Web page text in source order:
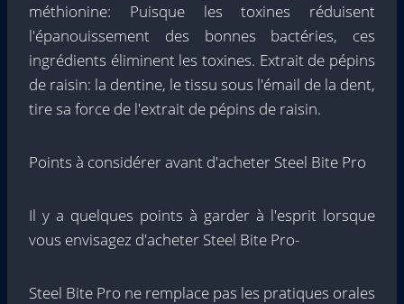
méthionine: Puisque les toxines réduisent
l'épanouissement des bonnes bactéries, ces
ingrédients éliminent les toxines. Extrait de pépins
de raisin: la dentine, le tissu sous l'émail de la dent,
tire sa force de l'extrait de pépins de raisin.
Points à considérer avant d'acheter Steel Bite Pro
Il y a quelques points à garder à l'esprit lorsque
vous envisagez d'acheter Steel Bite Pro-
Steel Bite Pro ne remplace pas les pratiques orales